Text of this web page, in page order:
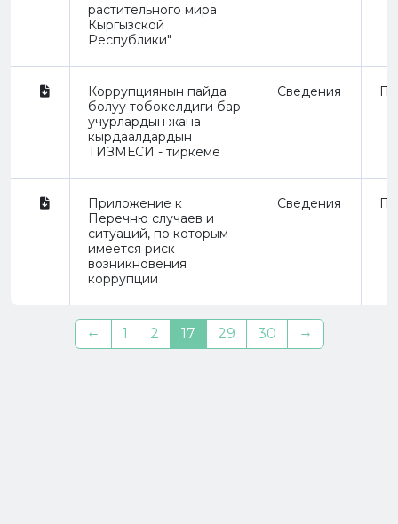
растительного мира
Кыргызской
Республики"
Коррупциянын пайда
болуу тобокелдиги бар
учурлардын жана
кырдаалдардын
ТИЗМЕСИ - тиркеме
Сведения
Приложение к
Перечню случаев и
ситуаций, по которым
имеется риск
возникновения
коррупции
Сведения
← 1 2 17 29 30 →